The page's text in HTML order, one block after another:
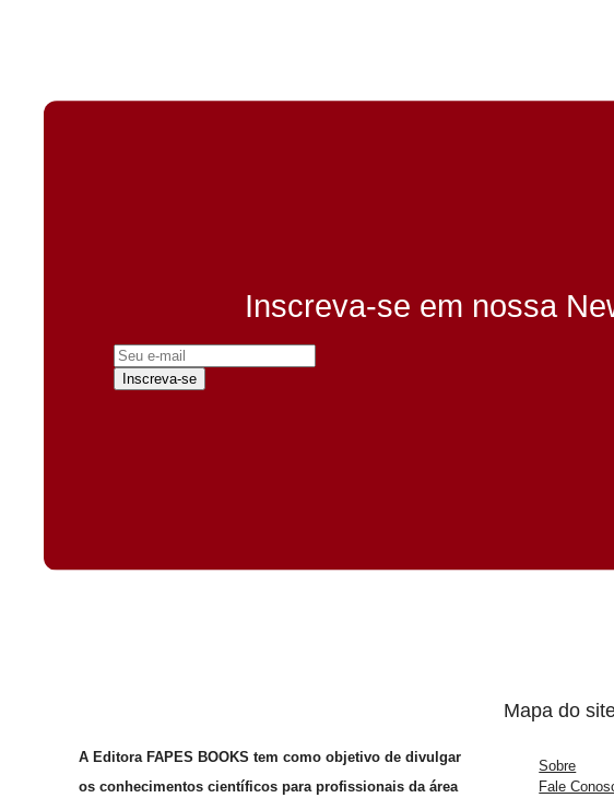
Inscreva-se em nossa
Inscreva-se
A Editora FAPES BOOKS tem como objetivo de divulgar
os conhecimentos científicos para profissionais da área
Mapa do
Sobre
Fale